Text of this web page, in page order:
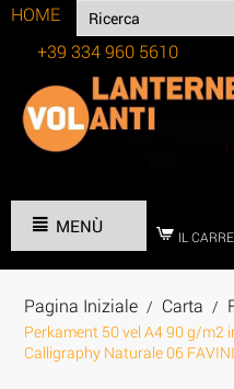
HOME
+39 334 960 5610
MENÙ IL
Pagina Iniziale / Carta /
Perkament 50 vel A4 90 g/m2
Calligraphy Naturale 06 FAVINI